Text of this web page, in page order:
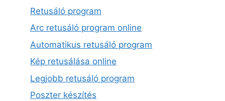
Retusáló program
Arc retusáló program online
Automatikus retusáló program
Kép retusálása online
Legjobb retusáló program
Poszter készítés